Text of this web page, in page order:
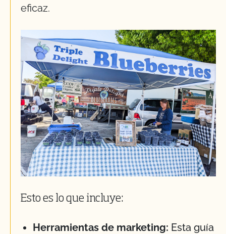
eficaz.
Esto es lo que incluye:
Herramientas de marketing: Esta guía